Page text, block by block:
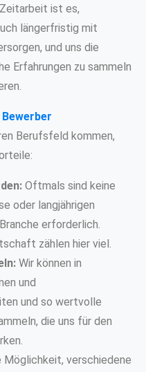
ist es,
längerfristig mit
und uns die
Erfahrungen zu sammeln
Berufsfeld kommen,
Oftmals sind keine
oder langjährigen
erforderlich.
zählen hier viel.
Wir können in
und
und so wertvolle
die uns für den
Möglichkeit, verschiedene